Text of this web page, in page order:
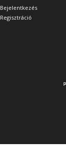
Bejelentkezés
Regisztráció